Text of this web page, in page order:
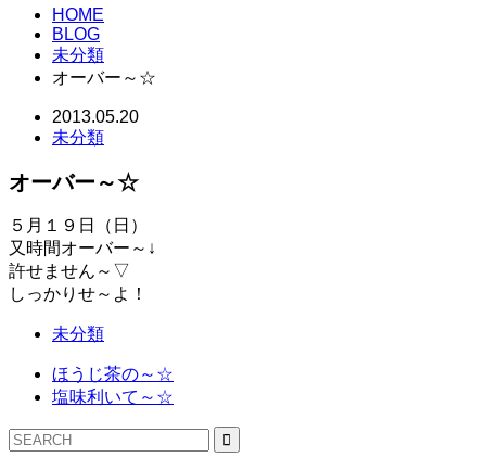
HOME
BLOG
未分類
オーバー～☆
2013.05.20
未分類
オーバー～☆
５月１９日（日）
又時間オーバー～↓
許せません～▽
しっかりせ～よ！
未分類
ほうじ茶の～☆
塩味利いて～☆